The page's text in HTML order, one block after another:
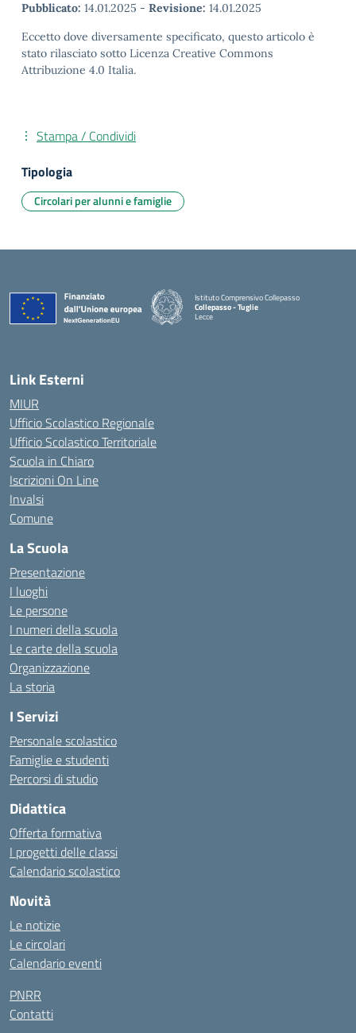
Pubblicato: 14.01.2025 - Revisione: 14.01.2025
Eccetto dove diversamente specificato, questo articolo è
stato rilasciato sotto Licenza Creative Commons
Attribuzione 4.0 Italia.
Stampa / Condividi
Tipologia
Circolari per alunni e famiglie
Istituto Comprensivo Collepasso
Collepasso - Tuglie
Lecce
Link Esterni
MIUR
Ufficio Scolastico Regionale
Ufficio Scolastico Territoriale
Scuola in Chiaro
Iscrizioni On Line
Invalsi
Comune
La Scuola
Presentazione
I luoghi
Le persone
I numeri della scuola
Le carte della scuola
Organizzazione
La storia
I Servizi
Personale scolastico
Famiglie e studenti
Percorsi di studio
Didattica
Offerta formativa
I progetti delle classi
Calendario scolastico
Novità
Le notizie
Le circolari
Calendario eventi
PNRR
Contatti